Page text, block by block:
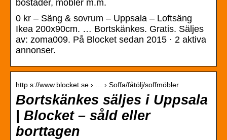
bostäder, möbler m.m.
0 kr – Säng & sovrum – Uppsala – Loftsäng
Ikea 200x90cm. … Bortskänkes. Gratis. Säljes
av: zoma009. På Blocket sedan 2015 · 2 aktiva
annonser.
http s://www.blocket.se › … › Soffa/fåtölj/soffmöbler
Bortskänkes säljes i Uppsala
| Blocket – såld eller
borttagen